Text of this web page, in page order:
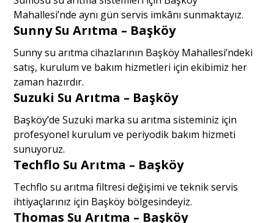
Mahallesi’nde aynı gün servis imkânı sunmaktayız.
Sunny Su Arıtma – Başköy
Sunny su arıtma cihazlarının Başköy Mahallesi’ndeki
satış, kurulum ve bakım hizmetleri için ekibimiz her
zaman hazırdır.
Suzuki Su Arıtma – Başköy
Başköy’de Suzuki marka su arıtma sisteminiz için
profesyonel kurulum ve periyodik bakım hizmeti
sunuyoruz.
Techflo Su Arıtma – Başköy
Techflo su arıtma filtresi değişimi ve teknik servis
ihtiyaçlarınız için Başköy bölgesindeyiz.
Thomas Su Arıtma – Başköy